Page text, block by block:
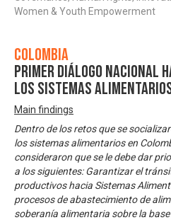
Women & Youth Empowerment
Colombia
Primer Diálogo Nacional
los Sistemas
Main findings
Dentro de los retos que se
los sistemas alimentarios en
consideraron que se le debe dar
a los siguientes: Garantizar el
productivos hacia Sistemas
procesos de abastecimiento de
soberanía alimentaria sobre la